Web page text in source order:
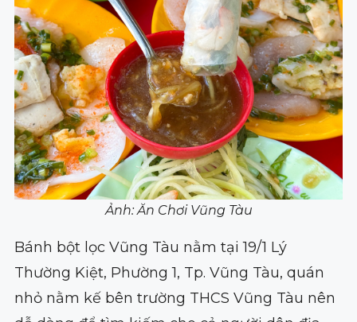
Ảnh: Ăn Chơi Vũng Tàu
Bánh bột lọc Vũng Tàu nằm tại 19/1 Lý
Thường Kiệt, Phường 1, Tp. Vũng Tàu, quán
nhỏ nằm kế bên trường THCS Vũng Tàu nên